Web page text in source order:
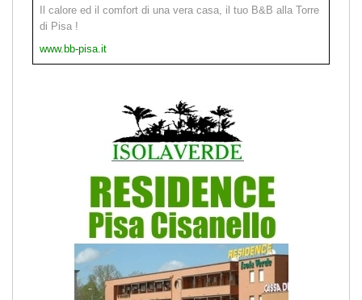
Il calore ed il comfort di una vera casa, il tuo B&B alla Torre
di Pisa !
www.bb-pisa.it